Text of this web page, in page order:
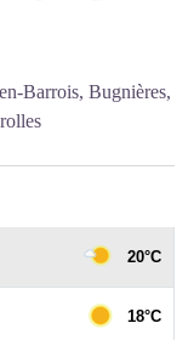
Barrois, Bugnières,